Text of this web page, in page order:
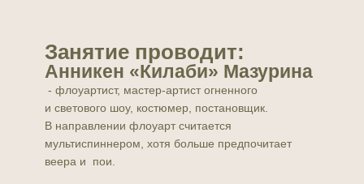
Занятие проводит:
Анникен «Килаби» Мазурина
- флоуартист, мастер-артист огненного
и светового шоу, костюмер, постановщик.
В направлении флоуарт считается
мультиспиннером, хотя больше предпочитает
веера и пои.